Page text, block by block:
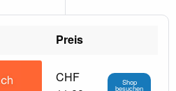
Preis
CHF
Shop
besuchen